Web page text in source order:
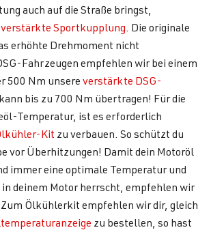
auch auf die Straße bringst,
verstärkte Sportkupplung . Die originale
erhöhte Drehmoment nicht
Fahrzeugen empfehlen wir bei einem
500 Nm unsere verstärkte DSG-
kann bis zu 700 Nm übertragen! Für die
Temperatur, ist es erforderlich
Kit zu verbauen. So schützt du
vor Überhitzungen! Damit dein Motoröl
immer eine optimale Temperatur und
deinem Motor herrscht, empfehlen wir
. Zum Ölkühlerkit empfehlen wir dir, gleich
zu bestellen, so hast